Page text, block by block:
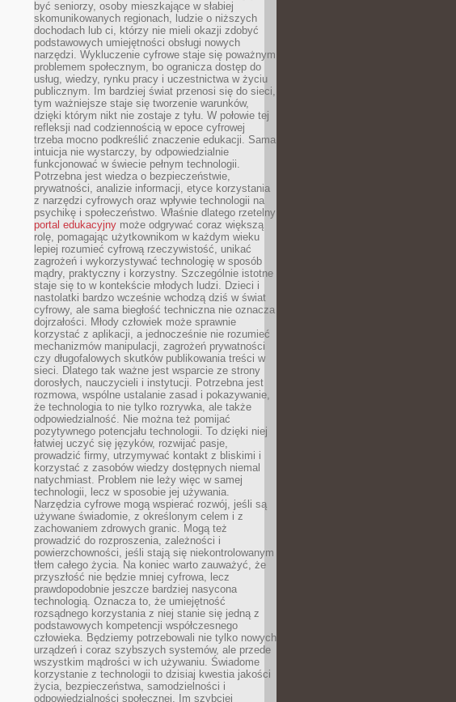
być seniorzy, osoby mieszkające w słabiej
skomunikowanych regionach, ludzie o niższych
dochodach lub ci, którzy nie mieli okazji zdobyć
podstawowych umiejętności obsługi nowych
narzędzi. Wykluczenie cyfrowe staje się poważnym
problemem społecznym, bo ogranicza dostęp do
usług, wiedzy, rynku pracy i uczestnictwa w życiu
publicznym. Im bardziej świat przenosi się do sieci,
tym ważniejsze staje się tworzenie warunków,
dzięki którym nikt nie zostaje z tyłu. W połowie tej
refleksji nad codziennością w epoce cyfrowej
trzeba mocno podkreślić znaczenie edukacji. Sama
intuicja nie wystarczy, by odpowiedzialnie
funkcjonować w świecie pełnym technologii.
Potrzebna jest wiedza o bezpieczeństwie,
prywatności, analizie informacji, etyce korzystania
z narzędzi cyfrowych oraz wpływie technologii na
psychikę i społeczeństwo. Właśnie dlatego rzetelny
portal edukacyjny może odgrywać coraz większą
rolę, pomagając użytkownikom w każdym wieku
lepiej rozumieć cyfrową rzeczywistość, unikać
zagrożeń i wykorzystywać technologię w sposób
mądry, praktyczny i korzystny. Szczególnie istotne
staje się to w kontekście młodych ludzi. Dzieci i
nastolatki bardzo wcześnie wchodzą dziś w świat
cyfrowy, ale sama biegłość techniczna nie oznacza
dojrzałości. Młody człowiek może sprawnie
korzystać z aplikacji, a jednocześnie nie rozumieć
mechanizmów manipulacji, zagrożeń prywatności
czy długofalowych skutków publikowania treści w
sieci. Dlatego tak ważne jest wsparcie ze strony
dorosłych, nauczycieli i instytucji. Potrzebna jest
rozmowa, wspólne ustalanie zasad i pokazywanie,
że technologia to nie tylko rozrywka, ale także
odpowiedzialność. Nie można też pomijać
pozytywnego potencjału technologii. To dzięki niej
łatwiej uczyć się języków, rozwijać pasje,
prowadzić firmy, utrzymywać kontakt z bliskimi i
korzystać z zasobów wiedzy dostępnych niemal
natychmiast. Problem nie leży więc w samej
technologii, lecz w sposobie jej używania.
Narzędzia cyfrowe mogą wspierać rozwój, jeśli są
używane świadomie, z określonym celem i z
zachowaniem zdrowych granic. Mogą też
prowadzić do rozproszenia, zależności i
powierzchowności, jeśli stają się niekontrolowanym
tłem całego życia. Na koniec warto zauważyć, że
przyszłość nie będzie mniej cyfrowa, lecz
prawdopodobnie jeszcze bardziej nasycona
technologią. Oznacza to, że umiejętność
rozsądnego korzystania z niej stanie się jedną z
podstawowych kompetencji współczesnego
człowieka. Będziemy potrzebowali nie tylko nowych
urządzeń i coraz szybszych systemów, ale przede
wszystkim mądrości w ich używaniu. Świadome
korzystanie z technologii to dzisiaj kwestia jakości
życia, bezpieczeństwa, samodzielności i
odpowiedzialności społecznej. Im szybciej